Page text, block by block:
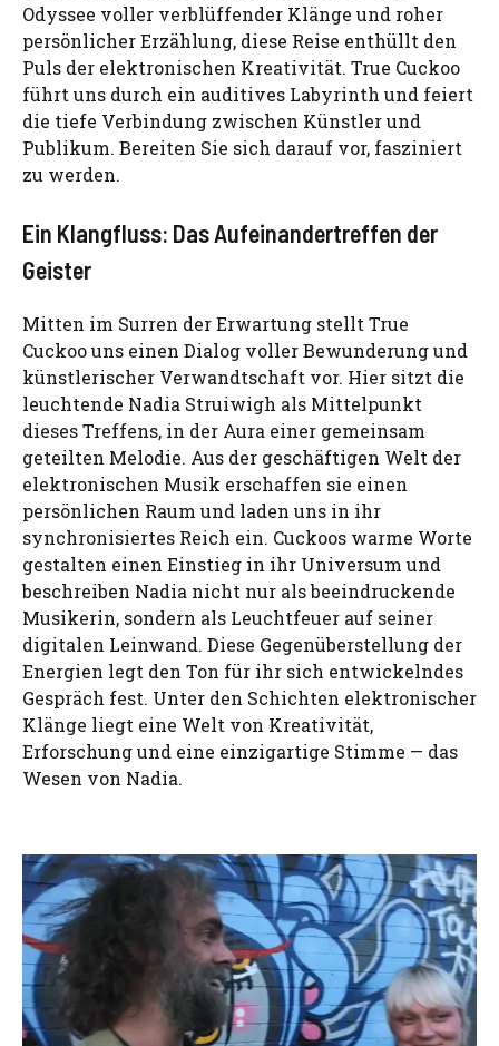
Odyssee voller verblüffender Klänge und roher
persönlicher Erzählung, diese Reise enthüllt den
Puls der elektronischen Kreativität. True Cuckoo
führt uns durch ein auditives Labyrinth und feiert
die tiefe Verbindung zwischen Künstler und
Publikum. Bereiten Sie sich darauf vor, fasziniert
zu werden.
Ein Klangfluss: Das Aufeinandertreffen der
Geister
Mitten im Surren der Erwartung stellt True
Cuckoo uns einen Dialog voller Bewunderung und
künstlerischer Verwandtschaft vor. Hier sitzt die
leuchtende Nadia Struiwigh als Mittelpunkt
dieses Treffens, in der Aura einer gemeinsam
geteilten Melodie. Aus der geschäftigen Welt der
elektronischen Musik erschaffen sie einen
persönlichen Raum und laden uns in ihr
synchronisiertes Reich ein. Cuckoos warme Worte
gestalten einen Einstieg in ihr Universum und
beschreiben Nadia nicht nur als beeindruckende
Musikerin, sondern als Leuchtfeuer auf seiner
digitalen Leinwand. Diese Gegenüberstellung der
Energien legt den Ton für ihr sich entwickelndes
Gespräch fest. Unter den Schichten elektronischer
Klänge liegt eine Welt von Kreativität,
Erforschung und eine einzigartige Stimme — das
Wesen von Nadia.